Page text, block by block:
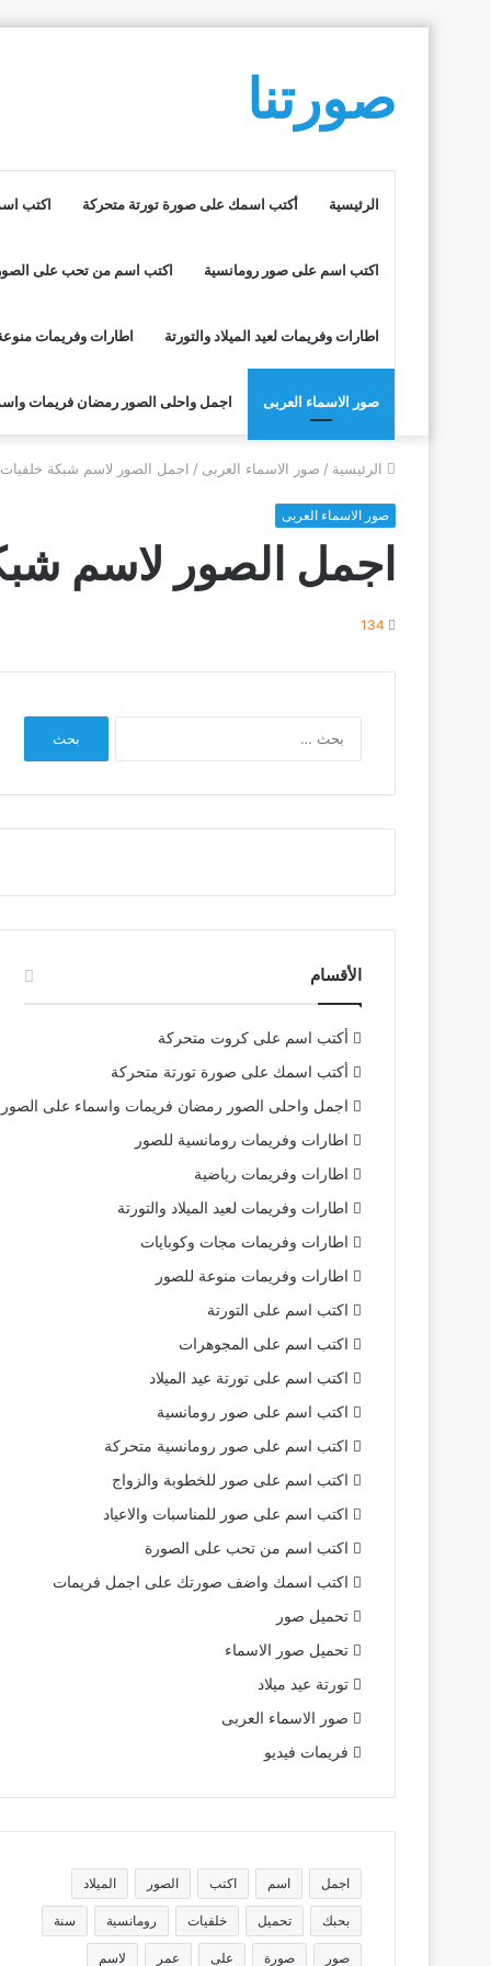
صورتنا
الرئيسية أكتب اسمك على صورة تورتة متحركة اكتب
اكتب اسم على صور رومانسية اكتب اسم من تحب على
اطارات وفريمات لعيد الميلاد والتورتة اطارات وفريمات
صور الاسماء العربى اجمل واحلى الصور رمضان فريمات
الرئيسية / صور الاسماء العربى / اجمل الصور لاسم شبكة خلفيات
صور الاسماء العربى
اجمل الصور لاسم
134
الأقسام
أكتب اسم على كروت متحركة
أكتب اسمك على صورة تورتة متحركة
اجمل واحلى الصور رمضان فريمات واسماء على الصور
اطارات وفريمات رومانسية للصور
اطارات وفريمات رياضية
اطارات وفريمات لعيد الميلاد والتورتة
اطارات وفريمات مجات وكوبايات
اطارات وفريمات منوعة للصور
اكتب اسم على التورتة
اكتب اسم على المجوهرات
اكتب اسم على تورتة عيد الميلاد
اكتب اسم على صور رومانسية
اكتب اسم على صور رومانسية متحركة
اكتب اسم على صور للخطوبة والزواج
اكتب اسم على صور للمناسبات والاعياد
اكتب اسم من تحب على الصورة
اكتب اسمك واضف صورتك على اجمل فريمات
تحميل صور
تحميل صور الاسماء
تورتة عيد ميلاد
صور الاسماء العربى
فريمات فيديو
اجمل اسم اكتب الصور الميلاد
بحبك تحميل خلفيات رومانسية سنة
صور صورة على عمر لاسم